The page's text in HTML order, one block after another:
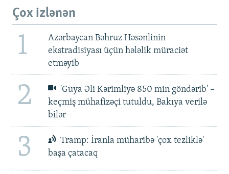
Çox izlənən
1
Azərbaycan Bəhruz Həsənlinin
ekstradisiyası üçün hələlik müraciət
etməyib
2
'Guya Əli Kərimliyə 850 min göndərib' –
keçmiş mühafizəçi tutuldu, Bakıya verilə
bilər
3
Tramp: İranla müharibə 'çox tezliklə'
başa çatacaq